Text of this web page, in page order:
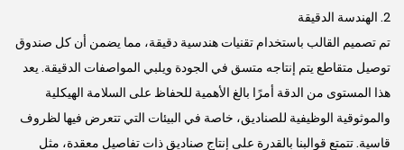
2. الهندسة الدقيقة
تم تصميم القالب باستخدام تقنيات هندسية دقيقة، مما يضمن أن كل صندوق
توصيل متقاطع يتم إنتاجه متسق في الجودة ويلبي المواصفات الدقيقة. يعد
هذا المستوى من الدقة أمرًا بالغ الأهمية للحفاظ على السلامة الهيكلية
والموثوقية الوظيفية للصناديق، خاصة في البيئات التي تتعرض فيها لظروف
قاسية. تتمتع قوالبنا بالقدرة على إنتاج صناديق ذات تفاصيل معقدة، مثل